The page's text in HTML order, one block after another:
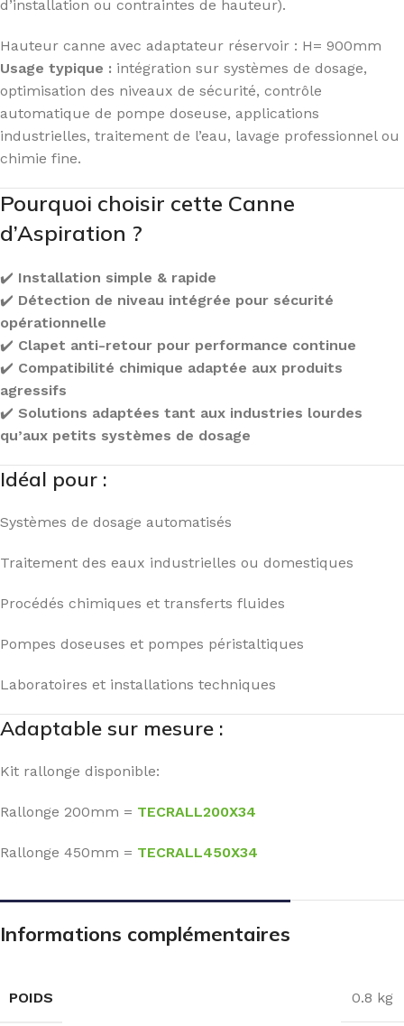
d’installation ou contraintes de hauteur).
Hauteur canne avec adaptateur réservoir : H= 900mm
Usage typique : intégration sur systèmes de dosage,
optimisation des niveaux de sécurité, contrôle
automatique de pompe doseuse, applications
industrielles, traitement de l’eau, lavage professionnel ou
chimie fine.
Pourquoi choisir cette Canne
d’Aspiration ?
✔️ Installation simple & rapide
✔️ Détection de niveau intégrée pour sécurité
opérationnelle
✔️ Clapet anti-retour pour performance continue
✔️ Compatibilité chimique adaptée aux produits
agressifs
✔️ Solutions adaptées tant aux industries lourdes
qu’aux petits systèmes de dosage
Idéal pour :
Systèmes de dosage automatisés
Traitement des eaux industrielles ou domestiques
Procédés chimiques et transferts fluides
Pompes doseuses et pompes péristaltiques
Laboratoires et installations techniques
Adaptable sur mesure :
Kit rallonge disponible:
Rallonge 200mm = TECRALL200X34
Rallonge 450mm = TECRALL450X34
Informations complémentaires
POIDS 0.8 kg